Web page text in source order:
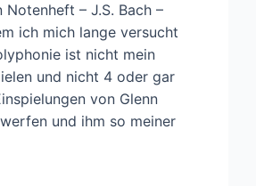
– J.S. Bach –
ich mich lange versucht
ist nicht mein
und nicht 4 oder gar
von Glenn
und ihm so meiner